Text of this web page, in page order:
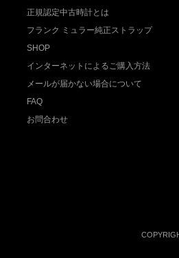
正規認定中古時計とは
フランク ミュラー純正ストラップ
SHOP
インターネットによるご購入方法
メールが届かない場合について
FAQ
お問合わせ